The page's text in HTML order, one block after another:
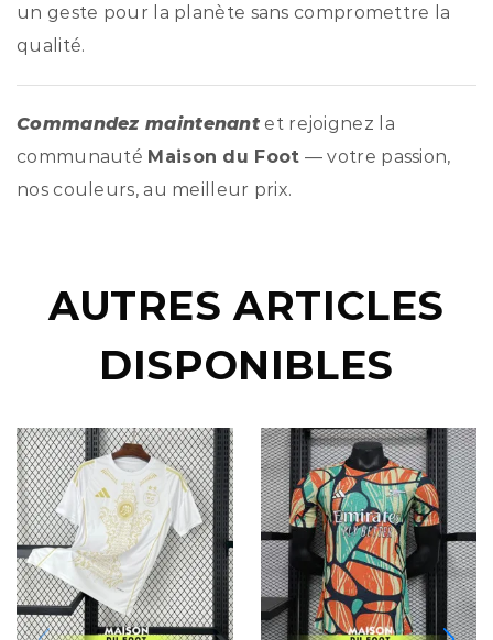
un geste pour la planète sans compromettre la
qualité.
Commandez maintenant et rejoignez la
communauté Maison du Foot — votre passion,
nos couleurs, au meilleur prix.
AUTRES ARTICLES
DISPONIBLES